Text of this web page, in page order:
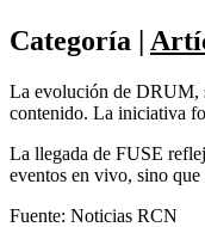
Categoría |
La evolución de DRUM,
contenido. La iniciativa
La llegada de FUSE
eventos en vivo, sino
Fuente: Noticias RCN